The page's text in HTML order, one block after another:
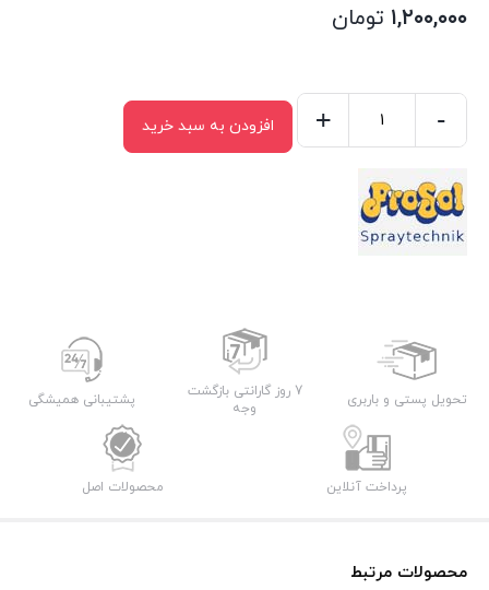
۱,۲۰۰,۰۰۰ تومان
نسوز
مشکی
-
+ افزودن به سبد خرید
تحویل پستی و باربری
7 روز گارانتی بازگشت
وجه
پشتیبانی همیشگی
پرداخت آنلاین محصولات اصل
محصولات مرتبط